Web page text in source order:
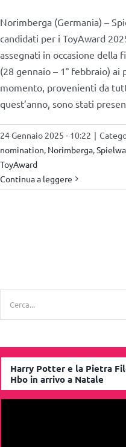
Norimberga (Germania) –
candidati per i ToyAward
assegnati in occasione della
(28 gennaio – 1° febbraio)
momento, provenienti da
quest’anno, sono stati
24 Gennaio 2025 - 10:22 |
nomination, Norimberga,
ToyAward
Continua a leggere
Harry Potter e la Pietra
Hbo in arrivo a Natale